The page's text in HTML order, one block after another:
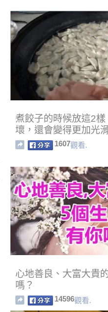
煮餃子的時候放這2
壞，還會變得更加光
1607觀看.
心地善良、大富大貴
嗎？
14596觀看.